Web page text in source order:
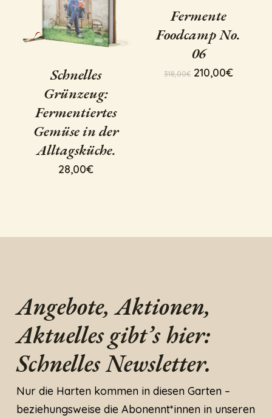
Schnelles
Grünzeug:
Fermentiertes
Gemüse in der
Alltagsküche.
28,00€
Fermente
Foodcamp No.
06
318,00€ Ursprünglicher
210,00€
Angebote, Aktionen,
Aktuelles gibt’s hier:
Schnelles Newsletter.
Nur die Harten kommen in diesen Garten –
beziehungsweise die Abonennt*innen in unseren